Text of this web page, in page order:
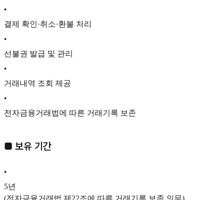
•
결제 확인·취소·환불 처리
•
선불권 발급 및 관리
•
거래내역 조회 제공
•
전자금융거래법에 따른 거래기록 보존
■ 보유 기간
•
5년